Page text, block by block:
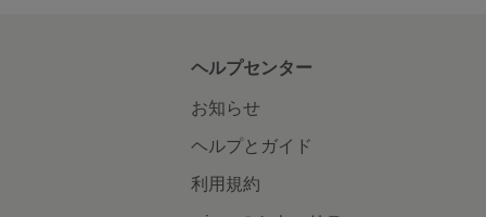
ヘルプセンター
お知らせ
ヘルプとガイド
利用規約